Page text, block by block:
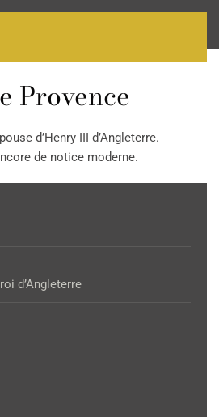
Provence
d’Henry III d’Angleterre.
de notice moderne.
d’Angleterre